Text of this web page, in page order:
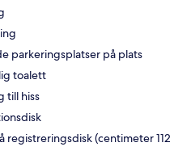
parkeringsplatser på plats
toalett
till hiss
registreringsdisk (centimeter 112